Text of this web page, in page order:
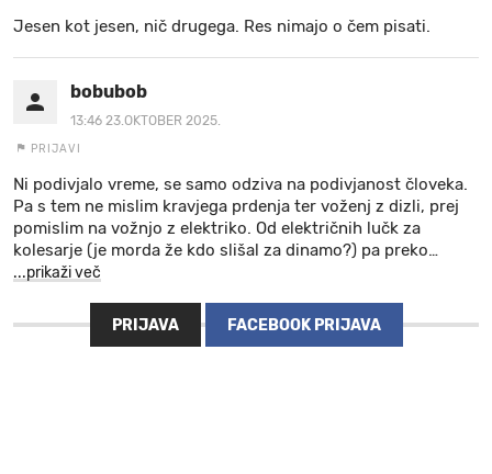
Jesen kot jesen, nič drugega. Res nimajo o čem pisati.
bobubob
13:46 23.OKTOBER 2025.
PRIJAVI
Ni podivjalo vreme, se samo odziva na podivjanost človeka.
Pa s tem ne mislim kravjega prdenja ter voženj z dizli, prej
pomislim na vožnjo z elektriko. Od električnih lučk za
kolesarje (je morda že kdo slišal za dinamo?) pa preko…
...prikaži več
PRIJAVA FACEBOOK PRIJAVA